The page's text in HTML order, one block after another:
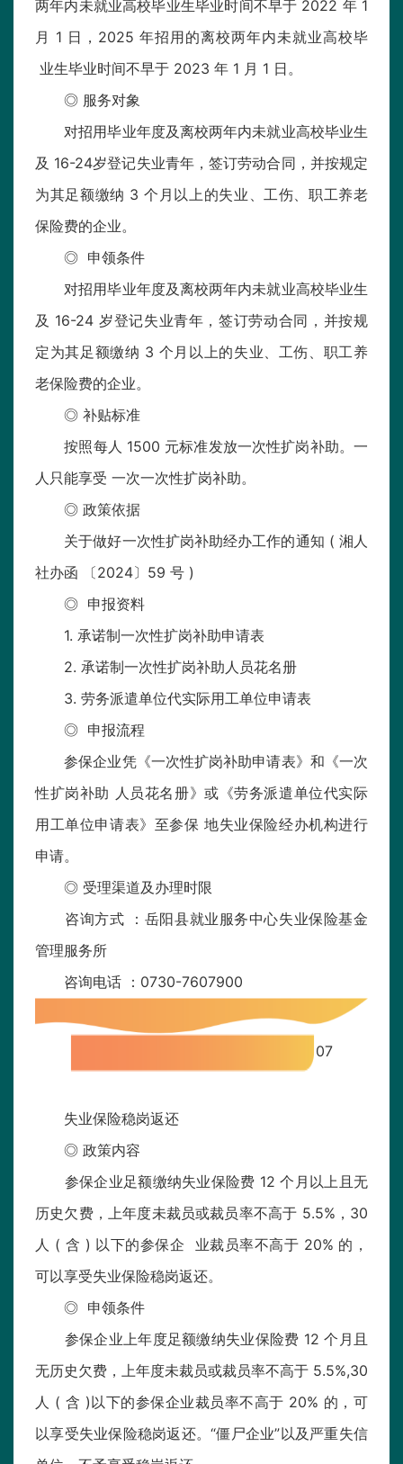
两年内未就业高校毕业生毕业时间不早于 2022 年 1
月 1 日，2025 年招用的离校两年内未就业高校毕
业生毕业时间不早于 2023 年 1 月 1 日。
◎ 服务对象
对招用毕业年度及离校两年内未就业高校毕业生
及 16-24岁登记失业青年，签订劳动合同，并按规定
为其足额缴纳 3 个月以上的失业、工伤、职工养老
保险费的企业。
◎ 申领条件
对招用毕业年度及离校两年内未就业高校毕业生
及 16-24 岁登记失业青年，签订劳动合同，并按规
定为其足额缴纳 3 个月以上的失业、工伤、职工养
老保险费的企业。
◎ 补贴标准
按照每人 1500 元标准发放一次性扩岗补助。一
人只能享受 一次一次性扩岗补助。
◎ 政策依据
关于做好一次性扩岗补助经办工作的通知 ( 湘人
社办函 〔2024〕59 号 )
◎ 申报资料
1. 承诺制一次性扩岗补助申请表
2. 承诺制一次性扩岗补助人员花名册
3. 劳务派遣单位代实际用工单位申请表
◎ 申报流程
参保企业凭《一次性扩岗补助申请表》和《一次
性扩岗补助 人员花名册》或《劳务派遣单位代实际
用工单位申请表》至参保 地失业保险经办机构进行
申请。
◎ 受理渠道及办理时限
咨询方式 ：岳阳县就业服务中心失业保险基金
管理服务所
咨询电话 ：0730-7607900
07
失业保险稳岗返还
◎ 政策内容
参保企业足额缴纳失业保险费 12 个月以上且无
历史欠费，上年度未裁员或裁员率不高于 5.5%，30
人 ( 含 ) 以下的参保企 业裁员率不高于 20% 的，
可以享受失业保险稳岗返还。
◎ 申领条件
参保企业上年度足额缴纳失业保险费 12 个月且
无历史欠费，上年度未裁员或裁员率不高于 5.5%,30
人 ( 含 )以下的参保企业裁员率不高于 20% 的，可
以享受失业保险稳岗返还。“僵尸企业”以及严重失信